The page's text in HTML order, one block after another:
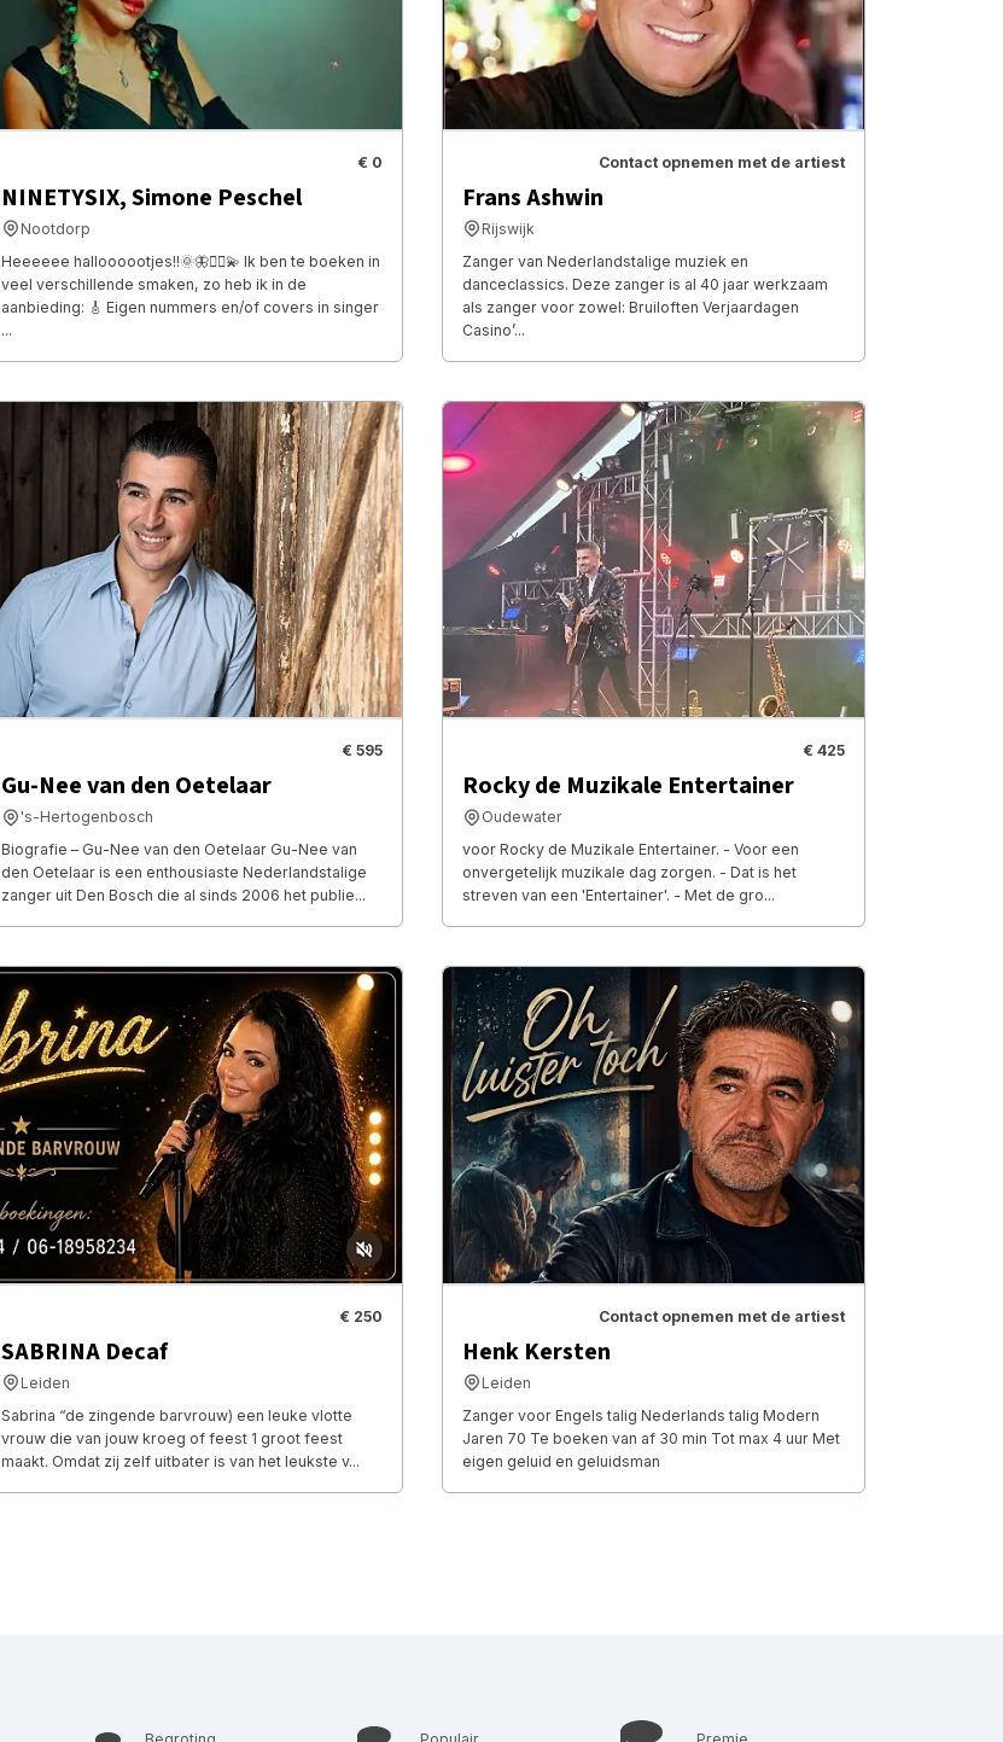
€ 0
NINETYSIX, Simone Peschel
Nootdorp
Heeeeee halloooootjes!!🌞🦋🧚‍♂️💫 Ik ben te boeken in
veel verschillende smaken, zo heb ik in de
aanbieding: 🎸 Eigen nummers en/of covers in singer
...
Contact opnemen met de artiest
Frans Ashwin
Rijswijk
Zanger van Nederlandstalige muziek en
danceclassics. Deze zanger is al 40 jaar werkzaam
als zanger voor zowel: Bruiloften Verjaardagen
Casino’...
€ 595
Gu-Nee van den Oetelaar
's-Hertogenbosch
Biografie – Gu-Nee van den Oetelaar Gu-Nee van
den Oetelaar is een enthousiaste Nederlandstalige
zanger uit Den Bosch die al sinds 2006 het publie...
€ 425
Rocky de Muzikale Entertainer
Oudewater
voor Rocky de Muzikale Entertainer. - Voor een
onvergetelijk muzikale dag zorgen. - Dat is het
streven van een 'Entertainer'. - Met de gro...
€ 250
SABRINA Decaf
Leiden
Sabrina “de zingende barvrouw) een leuke vlotte
vrouw die van jouw kroeg of feest 1 groot feest
maakt. Omdat zij zelf uitbater is van het leukste v...
Contact opnemen met de artiest
Henk Kersten
Leiden
Zanger voor Engels talig Nederlands talig Modern
Jaren 70 Te boeken van af 30 min Tot max 4 uur Met
eigen geluid en geluidsman